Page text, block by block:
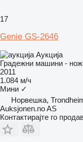
17
Genie GS-2646
Аукција
Градежни машини -
2011
1.084 м/ч
Мини ✓
Норвешка,
Auksjonen.no AS
Контактирајте го